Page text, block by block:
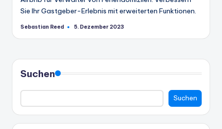
Sie Ihr Gastgeber-Erlebnis mit erweiterten Funktionen.
Geschrieben
Sebastian Reed 5. Dezember 2023
Suchen
Suchen